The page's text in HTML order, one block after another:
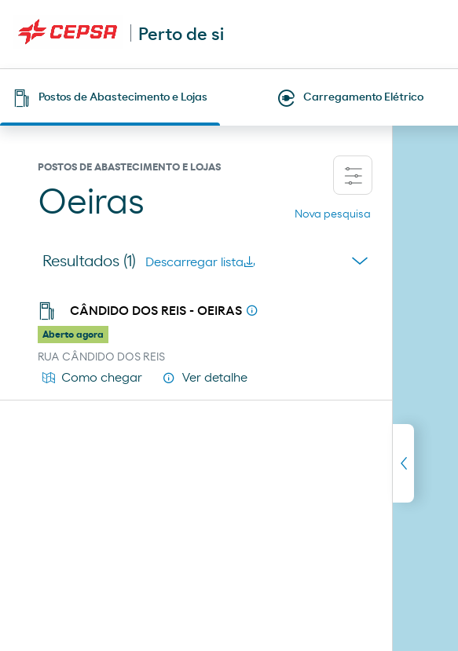
Perto de si
Postos de Abastecimento e Lojas Carregamento Elétrico
POSTOS DE ABASTECIMENTO E LOJAS
Oeiras Nova pesquisa
Resultados (1) Descarregar lista
CÂNDIDO DOS REIS - OEIRAS
Aberto agora
RUA CÂNDIDO DOS REIS
Como chegar Ver detalhe